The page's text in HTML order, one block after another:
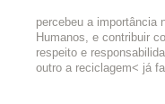
Se não for possível
A ideia pode inspirar
frente, mas para
post! Não esqueça =)
percebeu a importância
Humanos, e contribuir
respeito e
outro a reciclagem< já